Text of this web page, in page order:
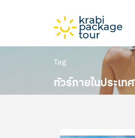
Tag
ทัวร์ภายในประเทศ